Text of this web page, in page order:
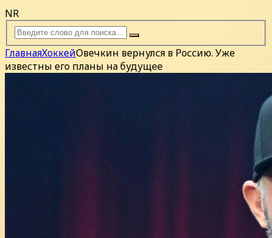
NR
ГлавнаяХоккейОвечкин вернулся в Россию. Уже
известны его планы на будущее